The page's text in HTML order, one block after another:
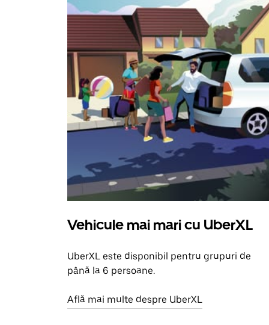
Vehicule mai mari cu UberXL
UberXL este disponibil pentru grupuri de
până la 6 persoane.
Află mai multe despre UberXL